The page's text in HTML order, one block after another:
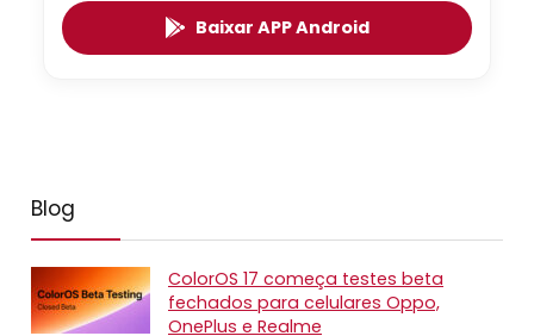
Baixar APP Android
Blog
ColorOS 17 começa testes beta
fechados para celulares Oppo,
OnePlus e Realme